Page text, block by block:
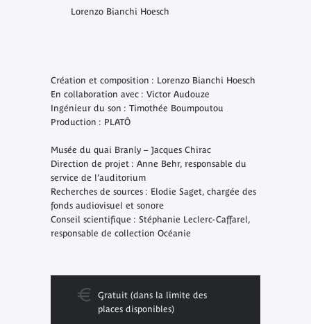
Lorenzo Bianchi Hoesch
Création et composition : Lorenzo Bianchi Hoesch
En collaboration avec : Victor Audouze
Ingénieur du son : Timothée Boumpoutou
Production : PLATÔ
Musée du quai Branly – Jacques Chirac
Direction de projet : Anne Behr, responsable du
service de l’auditorium
Recherches de sources : Elodie Saget, chargée des
fonds audiovisuel et sonore
Conseil scientifique : Stéphanie Leclerc-Caffarel,
responsable de collection Océanie
Gratuit (dans la limite des
places disponibles)